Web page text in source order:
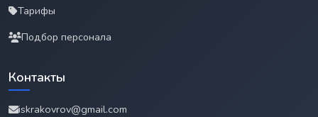
Тарифы
Подбор персонала
Контакты
iskrakovrov@gmail.com